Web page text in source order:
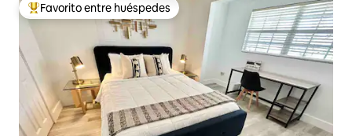
De los mejores en Favorito entre huéspedes
Favorito entre huéspedes